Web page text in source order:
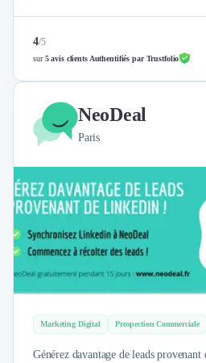
4/5
sur5 avis clients Authentifiés par Trustfolio
NeoDeal
Paris
Marketing Digital Prospection Commerciale
Générez davantage de leads